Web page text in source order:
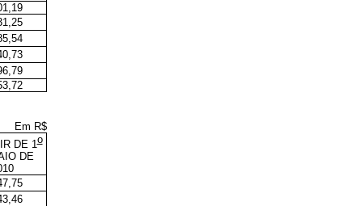
Em R$
DE 1o
DE